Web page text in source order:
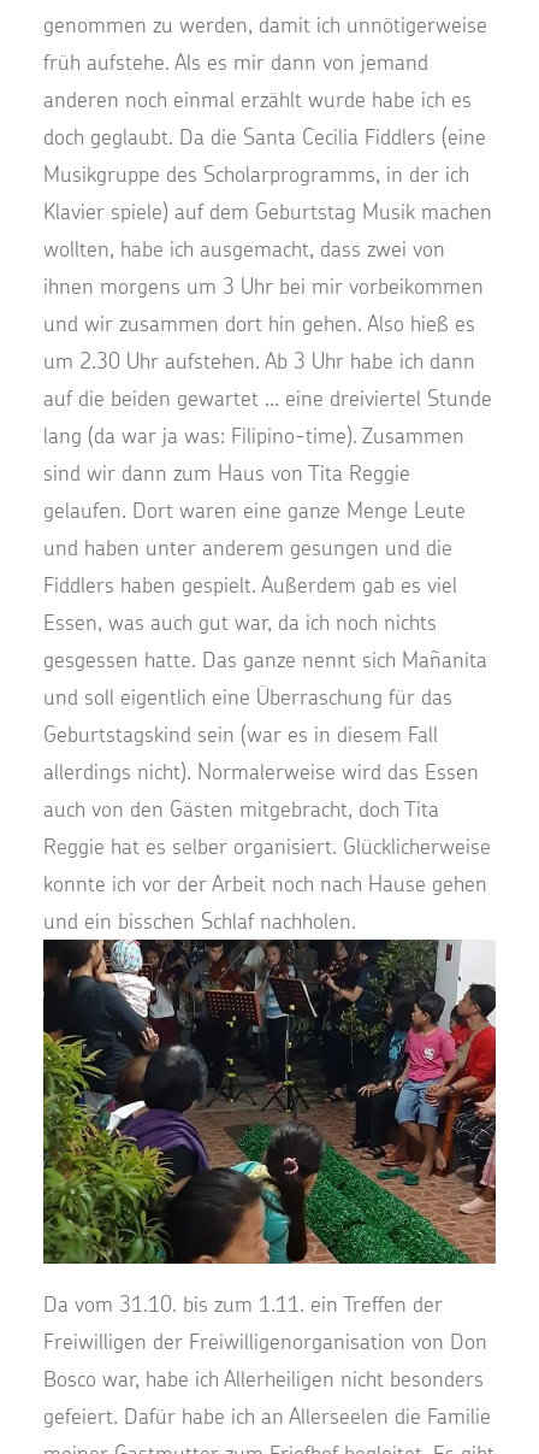
genommen zu werden, damit ich unnötigerweise
früh aufstehe. Als es mir dann von jemand
anderen noch einmal erzählt wurde habe ich es
doch geglaubt. Da die Santa Cecilia Fiddlers (eine
Musikgruppe des Scholarprogramms, in der ich
Klavier spiele) auf dem Geburtstag Musik machen
wollten, habe ich ausgemacht, dass zwei von
ihnen morgens um 3 Uhr bei mir vorbeikommen
und wir zusammen dort hin gehen. Also hieß es
um 2.30 Uhr aufstehen. Ab 3 Uhr habe ich dann
auf die beiden gewartet … eine dreiviertel Stunde
lang (da war ja was: Filipino-time). Zusammen
sind wir dann zum Haus von Tita Reggie
gelaufen. Dort waren eine ganze Menge Leute
und haben unter anderem gesungen und die
Fiddlers haben gespielt. Außerdem gab es viel
Essen, was auch gut war, da ich noch nichts
gesgessen hatte. Das ganze nennt sich Mañanita
und soll eigentlich eine Überraschung für das
Geburtstagskind sein (war es in diesem Fall
allerdings nicht). Normalerweise wird das Essen
auch von den Gästen mitgebracht, doch Tita
Reggie hat es selber organisiert. Glücklicherweise
konnte ich vor der Arbeit noch nach Hause gehen
und ein bisschen Schlaf nachholen.
Da vom 31.10. bis zum 1.11. ein Treffen der
Freiwilligen der Freiwilligenorganisation von Don
Bosco war, habe ich Allerheiligen nicht besonders
gefeiert. Dafür habe ich an Allerseelen die Familie